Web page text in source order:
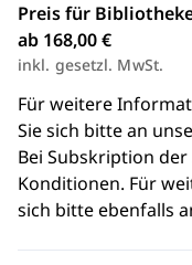
Preis für
ab 168,00 €
inkl. gesetzl. MwSt.
Für weitere
Sie sich bitte an
Bei Subskription
Konditionen. Für
sich bitte ebenfalls